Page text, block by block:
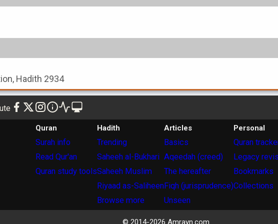
Hadith 2934
Quran
Surah info
Read Qur'an
Quran study tools
Hadith
Trending
Saheeh al-Bukhari
Saheeh Muslim
Riyaad as-Saliheen
Browse more
Articles
Basics
Aqeedah (creed)
The hereafter
Fiqh (jurisprudence)
Unseen
Personal
Quran
Legacy
Bookmarks
Collections
© 2014-2026 Amrayn.com